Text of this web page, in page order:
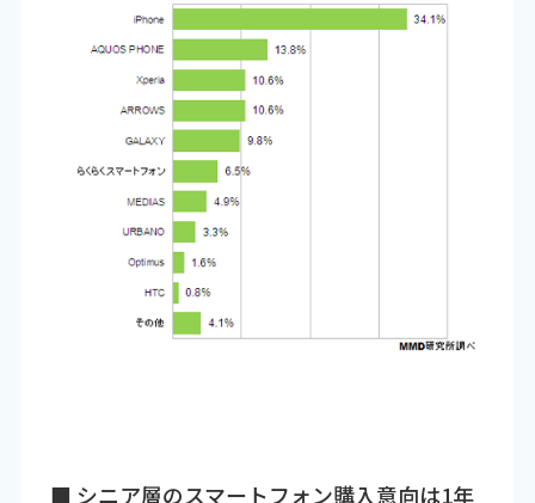
■ シニア層のスマートフォン購入意向は1年